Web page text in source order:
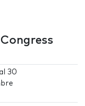
al 30